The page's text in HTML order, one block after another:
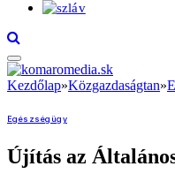
Kezdőlap»Közgazdaságtan»
Egészségügy
Újítás az